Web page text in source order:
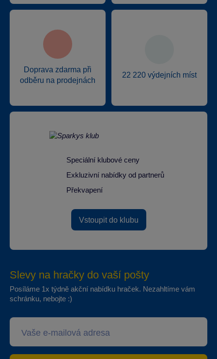
Doprava zdarma při
odběru na prodejnách
22 220 výdejních míst
Speciální klubové ceny
Exkluzivní nabídky od partnerů
Překvapení
Vstoupit do klubu
Slevy na hračky do vaší pošty
Posíláme 1x týdně akční nabídku hraček. Nezahltíme vám
schránku, nebojte :)